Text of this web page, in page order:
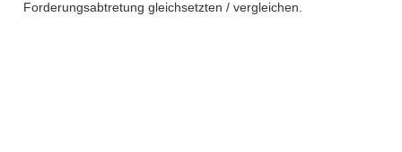
Forderungsabtretung gleichsetzten / vergleichen.